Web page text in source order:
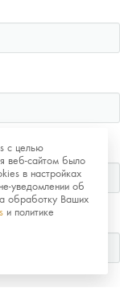
с целью
веб-сайтом было
в настройках
уведомлении об
обработку Ваших
и политике